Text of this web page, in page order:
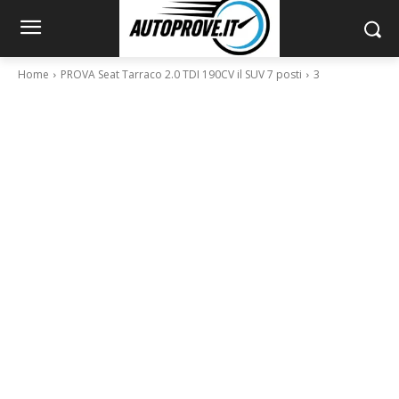
Home PROVA Seat Tarraco 2.0 TDI 190CV il SUV 7 posti 3